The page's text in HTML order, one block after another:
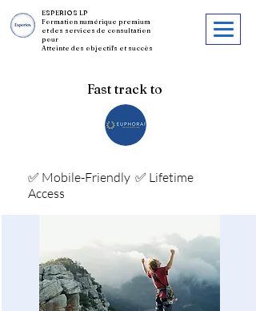
ESPERIOS LP
Formation numérique premium
et des services de consultation
pour
Atteinte des objectifs et succès
Fast track to
✅ Mobile-Friendly ✅ Lifetime
Access